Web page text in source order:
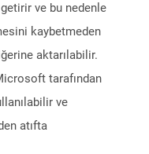
ve bu nedenle
kaybetmeden
aktarılabilir.
tarafından
ve
atıfta